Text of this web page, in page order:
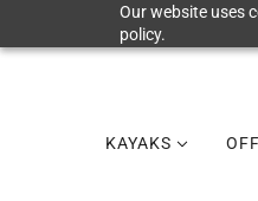
Our website uses
policy.
KAYAKS